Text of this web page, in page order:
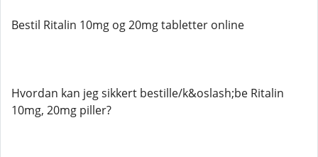
Bestil Ritalin 10mg og 20mg tabletter online
Hvordan kan jeg sikkert bestille/k&oslash;be Ritalin
10mg, 20mg piller?